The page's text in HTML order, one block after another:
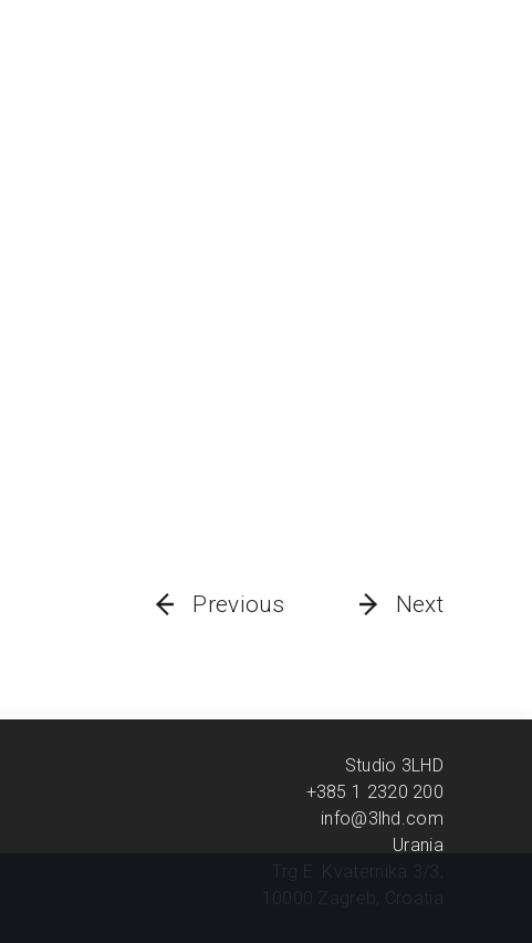
Next
Previous
Studio 3LHD
+385 1 2320 200
info@3lhd.com
Urania